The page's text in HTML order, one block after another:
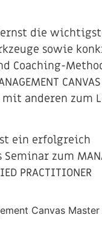
die
sowie
Coaching-
anderen zum
ein erfolgreich
zum
PRACTITIONER